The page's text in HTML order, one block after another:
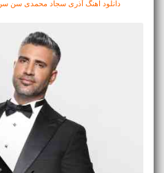
دانلود اهنگ آذری سجاد محمدی سن سن